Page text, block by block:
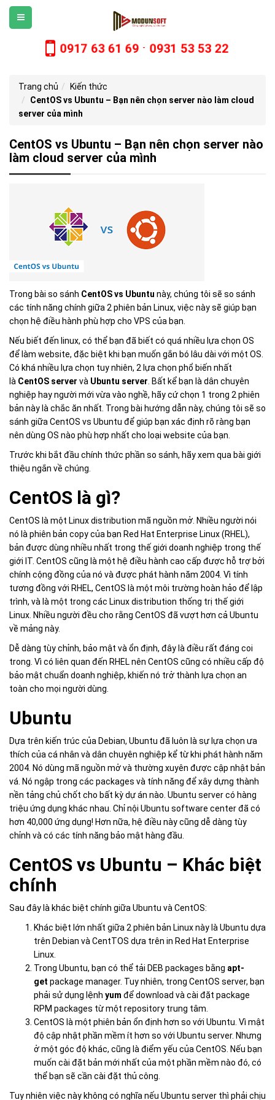
0917 63 61 69 - 0931 53 53 22
Trang chủ
Kiến thức
CentOS vs Ubuntu – Bạn nên chọn server nào làm cloud
server của mình
CentOS vs Ubuntu – Bạn nên chọn server nào
làm cloud server của mình
Trong bài so sánh CentOS vs Ubuntu này, chúng tôi sẽ so sánh
các tính năng chính giữa 2 phiên bản Linux, việc này sẽ giúp bạn
chọn hệ điều hành phù hợp cho VPS của bạn.
Nếu biết đến linux, có thể bạn đã biết có quá nhiều lựa chọn OS
để làm website, đặc biệt khi bạn muốn gắn bó lâu dài với một OS.
Có khá nhiều lựa chọn tuy nhiên, 2 lựa chọn phổ biến nhất
là CentOS server và Ubuntu server. Bất kể bạn là dân chuyên
nghiệp hay người mới vừa vào nghề, hãy cứ chọn 1 trong 2 phiên
bản này là chắc ăn nhất. Trong bài hướng dẫn này, chúng tôi sẽ so
sánh giữa CentOS vs Ubuntu để giúp bạn xác định rõ ràng bạn
nên dùng OS nào phù hợp nhất cho loại website của bạn.
Trước khi bắt đầu chính thức phần so sánh, hãy xem qua bài giới
thiệu ngắn về chúng.
CentOS là gì?
CentOS là một Linux distribution mã nguồn mở. Nhiều người nói
nó là phiên bản copy của bạn Red Hat Enterprise Linux (RHEL),
bản được dùng nhiều nhất trong thế giới doanh nghiệp trong thế
giới IT. CentOS cũng là một hệ điều hành cao cấp được hỗ trợ bởi
chính cộng đồng của nó và được phát hành năm 2004. Vì tính
tương đồng với RHEL, CentOS là một môi trường hoàn hảo để lập
trình, và là một trong các Linux distribution thống trị thế giới
Linux. Nhiều người đều cho rằng CentOS đã vượt hơn cả Ubuntu
về mảng này.
Dễ dàng tùy chỉnh, bảo mật và ổn định, đây là điều rất đáng coi
trong. Vì có liên quan đến RHEL nên CentOS cũng có nhiều cấp độ
bảo mật chuẩn doanh nghiệp, khiến nó trở thành lựa chọn an
toàn cho mọi người dùng.
Ubuntu
Dựa trên kiến trúc của Debian, Ubuntu đã luôn là sự lựa chọn ưa
thích của cá nhân và dân chuyên nghiệp kể từ khi phát hành năm
2004. Nó dùng mã nguồn mở và thường xuyên được cập nhật bản
vá. Nó ngập trong các packages và tính năng để xây dựng thành
nền tảng chủ chốt cho bất kỳ dự án nào. Ubuntu server có hàng
triệu ứng dụng khác nhau. Chỉ nội Ubuntu software center đã có
hơn 40,000 ứng dụng! Hơn nữa, hệ điều này cũng dễ dàng tùy
chỉnh và có các tính năng bảo mật hàng đầu.
CentOS vs Ubuntu – Khác biệt
chính
Sau đây là khác biệt chính giữa Ubuntu và CentOS:
Khác biệt lớn nhất giữa 2 phiên bản Linux này là Ubuntu dựa
trên Debian và CentTOS dựa trên in Red Hat Enterprise
Linux.
Trong Ubuntu, bạn có thể tải DEB packages bằng apt-
get package manager. Tuy nhiên, trong CentOS server, bạn
phải sử dụng lệnh yum để download và cài đặt package
RPM packages từ một repository trung tâm.
CentOS là một phiên bản ổn định hơn so với Ubuntu. Vì mật
độ cập nhật phần mềm ít hơn so với Ubuntu server. Nhưng
ở một góc độ khác, cũng là điểm yếu của CentOS. Nếu bạn
muốn cài đặt bản mới nhất của một phần mềm nào đó, có
thể bạn sẽ cần cài đặt thủ công.
Tuy nhiên việc này không có nghĩa nếu Ubuntu server thì phải chịu